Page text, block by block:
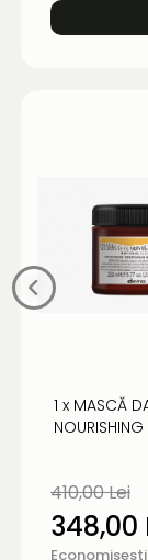
1 x MASCĂ
410,00 Lei
348,00
Economisesti